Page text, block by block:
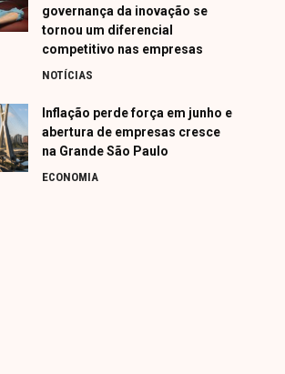
governança da inovação se
tornou um diferencial
competitivo nas empresas
NOTÍCIAS
Inflação perde força em junho e
abertura de empresas cresce
na Grande São Paulo
ECONOMIA